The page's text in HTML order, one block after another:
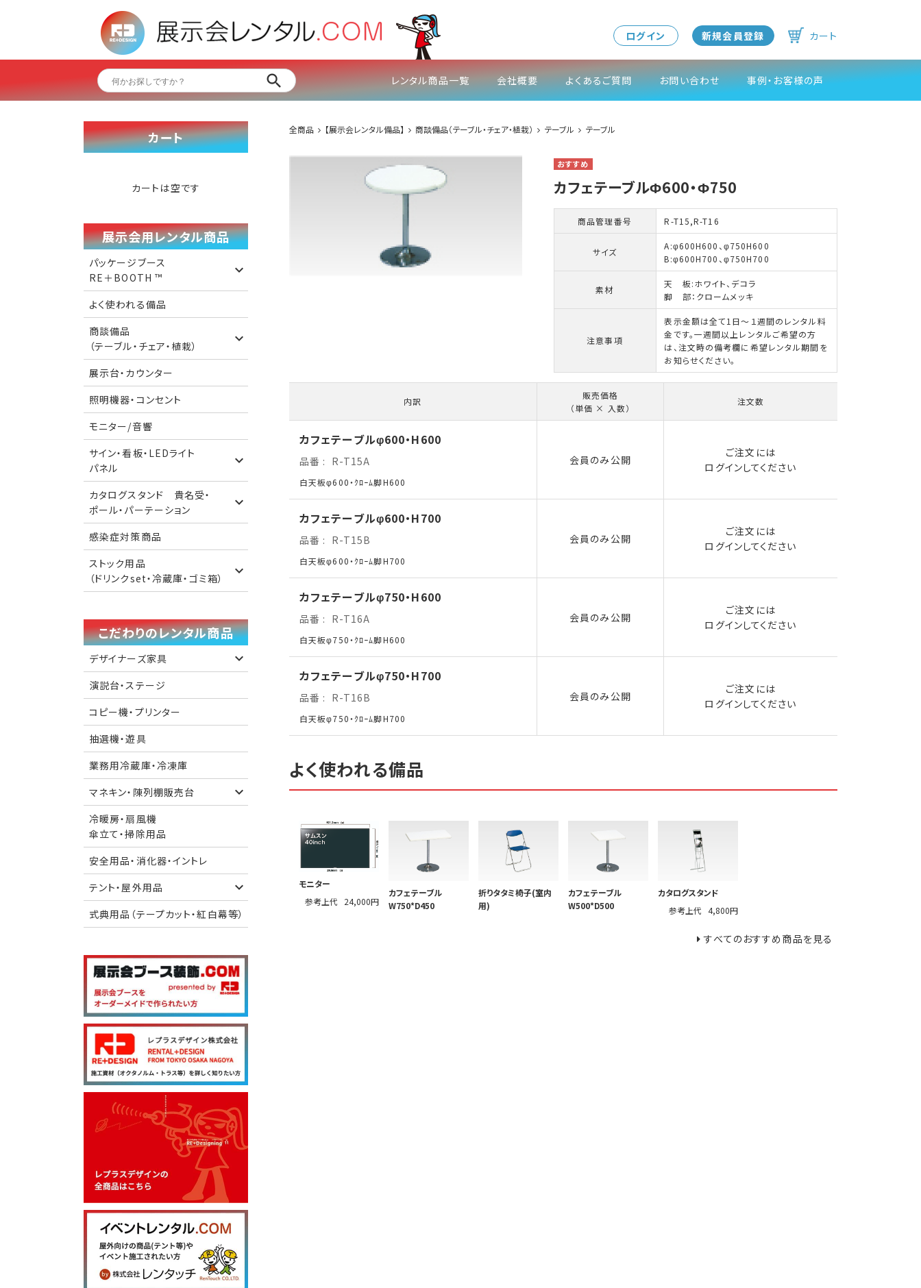
ログイン 新規会員登録 カート
レンタル商品一覧 会社概要 よくあるご質問 お問い合わせ 事例・お客様の声
全商品 【展示会レンタル備品】 商談備品（テーブル・チェア・植栽） テーブル テーブル
カフェテーブルΦ600・Φ750
商品管理番号 R-T15,R-T16
サイズ
A:φ600H600、φ750H600
B:φ600H700、φ750H700
素材
天 板:ホワイト、デコラ
脚 部：クロームメッキ
注意事項
表示金額は全て1日～１週間のレンタル料
金です。一週間以上レンタルご希望の方
は、注文時の備考欄に希望レンタル期間を
お知らせください。
内訳
販売価格
（単価 × 入数）
注文数
カフェテーブルφ600・H600
品番 R-T15A
白天板φ600・ｸﾛｰﾑ脚H600
会員のみ公開
ご注文には
ログインしてください
カフェテーブルφ600・H700
品番 R-T15B
白天板φ600・ｸﾛｰﾑ脚H700
会員のみ公開
ご注文には
ログインしてください
カフェテーブルφ750・H600
品番 R-T16A
白天板φ750・ｸﾛｰﾑ脚H600
会員のみ公開
ご注文には
ログインしてください
カフェテーブルφ750・H700
品番 R-T16B
白天板φ750・ｸﾛｰﾑ脚H700
会員のみ公開
ご注文には
ログインしてください
よく使われる備品
モニター
参考上代
24,000円
カフェテーブル
W750*D450
折りタタミ椅子(室内
用)
カフェテーブル
W500*D500
カタログスタンド
参考上代 4,800円
すべてのおすすめ商品を見る
カート
カートは空です
展示会用レンタル商品
パッケージブース
RE＋BOOTH ™️
よく使われる備品
商談備品
（テーブル・チェア・植栽）
展示台・カウンター
照明機器・コンセント
モニター/音響
サイン・看板・LEDライト
パネル
カタログスタンド 貴名受・
ポール・パーテーション
感染症対策商品
ストック用品
（ドリンクset・冷蔵庫・ゴミ箱）
こだわりのレンタル商品
デザイナーズ家具
演説台・ステージ
コピー機・プリンター
抽選機・遊具
業務用冷蔵庫・冷凍庫
マネキン・陳列棚販売台
冷暖房・扇風機
傘立て・掃除用品
安全用品・消化器・イントレ
テント・屋外用品
式典用品（テープカット・紅白幕等）